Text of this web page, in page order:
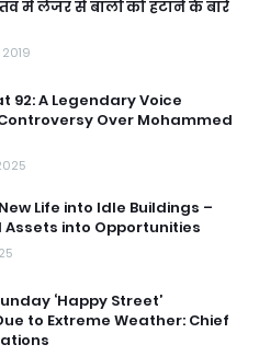
में लेजर से बालों को हटाने के बारे
92: A Legendary Voice
Over Mohammed
Life into Idle Buildings –
Assets into Opportunities
‘Happy Street’
to Extreme Weather: Chief